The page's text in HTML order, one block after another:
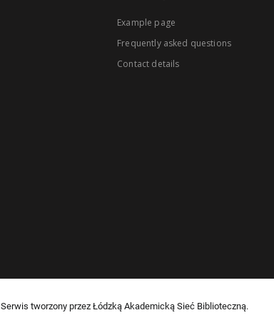
Example page
Frequently asked questions
Contact details
Serwis tworzony przez Łódzką Akademicką Sieć Biblioteczną.